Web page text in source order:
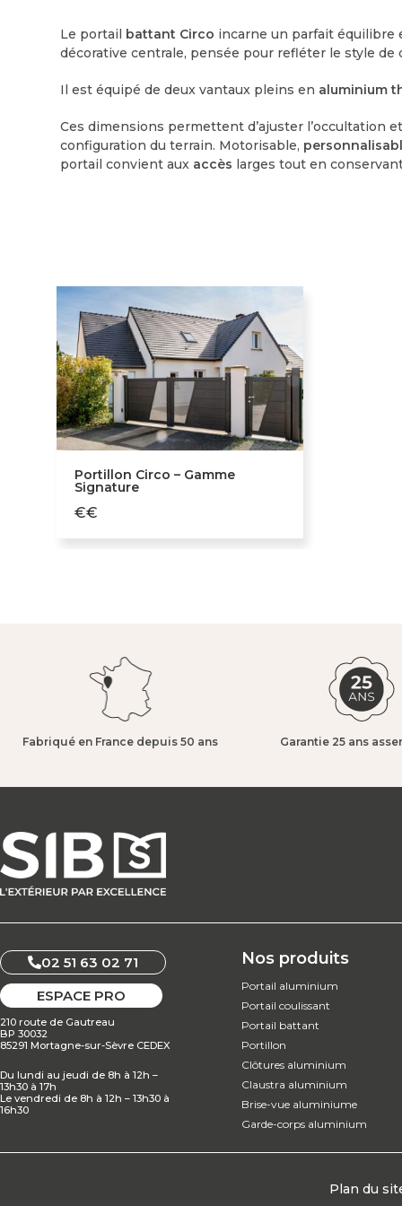
Le portail battant Circo incarne un parfait équilibre
décorative centrale, pensée pour refléter le style
Il est équipé de deux vantaux pleins en aluminium
Ces dimensions permettent d’ajuster l’occultation
configuration du terrain. Motorisable,
portail convient aux accès larges tout en
Portillon Circo – Gamme
Signature
€€
Fabriqué en France depuis 50 ans​ Garantie 25 ans
02 51 63 02 71
ESPACE PRO
210 route de Gautreau
BP 30032
85291 Mortagne-sur-Sèvre CEDEX
Du lundi au jeudi de 8h à 12h –
13h30 à 17h
Le vendredi de 8h à 12h – 13h30 à
16h30
Nos produits
Portail aluminium
Portail coulissant
Portail battant
Portillon
Clôtures aluminium
Claustra aluminium
Brise-vue aluminiume
Garde-corps aluminium
Plan du